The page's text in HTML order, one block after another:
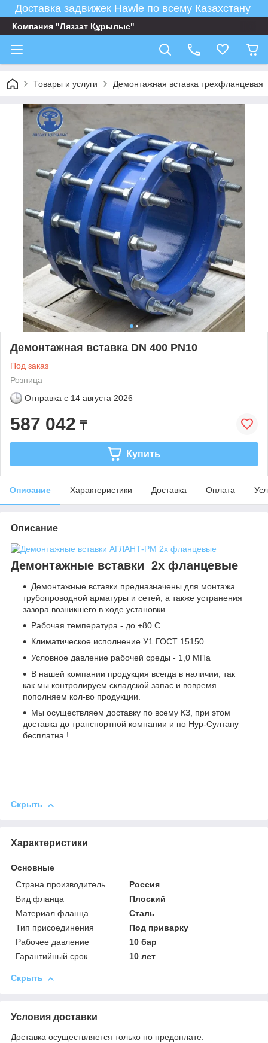
Доставка задвижек Hawle по всему Казахстану
Компания "Ляззат Құрылыс"
Товары и услуги Демонтажная вставка трехфланцевая
Демонтажная вставка DN 400 PN10
Под заказ
Розница
Отправка с 14 августа 2026
587 042 ₸
Купить
Описание Характеристики Доставка Оплата
Описание
Демонтажные вставки 2х фланцевые
Демонтажные вставки предназначены для монтажа
трубопроводной арматуры и сетей, а также устранения
зазора возникшего в ходе установки.
Рабочая температура - до +80 С
Климатическое исполнение У1 ГОСТ 15150
Условное давление рабочей среды - 1,0 МПа
В нашей компании продукция всегда в наличии, так
как мы контролируем складской запас и вовремя
пополняем кол-во продукции.
Мы осуществляем доставку по всему КЗ, при этом
доставка до транспортной компании и по Нур-Султану
бесплатна !
Скрыть
Характеристики
Основные
Страна производитель
Россия
Вид фланца
Плоский
Материал фланца
Сталь
Тип присоединения
Под приварку
Рабочее давление
10 бар
Гарантийный срок
10 лет
Скрыть
Условия доставки
Доставка осуществляется только по предоплате.